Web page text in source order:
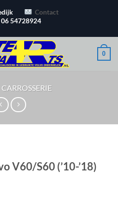
Contact
06 54728924
0
CARROSSERIE
V60/S60 (’10-’18)